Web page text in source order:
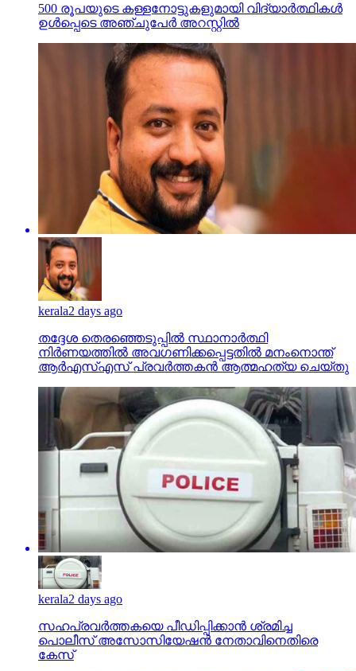
500 രൂപയുടെ കള്ളനോട്ടുകളുമായി വിദ്യാര്‍ത്ഥികള്‍
ഉള്‍പ്പെടെ അഞ്ചുപേര്‍ അറസ്റ്റില്‍
kerala2 days ago
തദ്ദേശ തെരഞ്ഞെടുപ്പില്‍ സ്ഥാനാര്‍ത്ഥി
നിര്‍ണയത്തില്‍ അവഗണിക്കപ്പെട്ടതില്‍ മനംനൊന്ത്
ആര്‍എസ്എസ് പ്രവര്‍ത്തകന്‍ ആത്മഹത്യ ചെയ്തു
kerala2 days ago
സഹപ്രവര്‍ത്തകയെ പീഡിപ്പിക്കാന്‍ ശ്രമിച്ച
പൊലീസ് അസോസിയേഷന്‍ നേതാവിനെതിരെ
കേസ്